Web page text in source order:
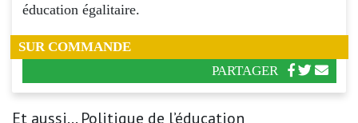
éducation égalitaire.
SUR COMMANDE
PARTAGER
Et aussi... Politique de l’éducation